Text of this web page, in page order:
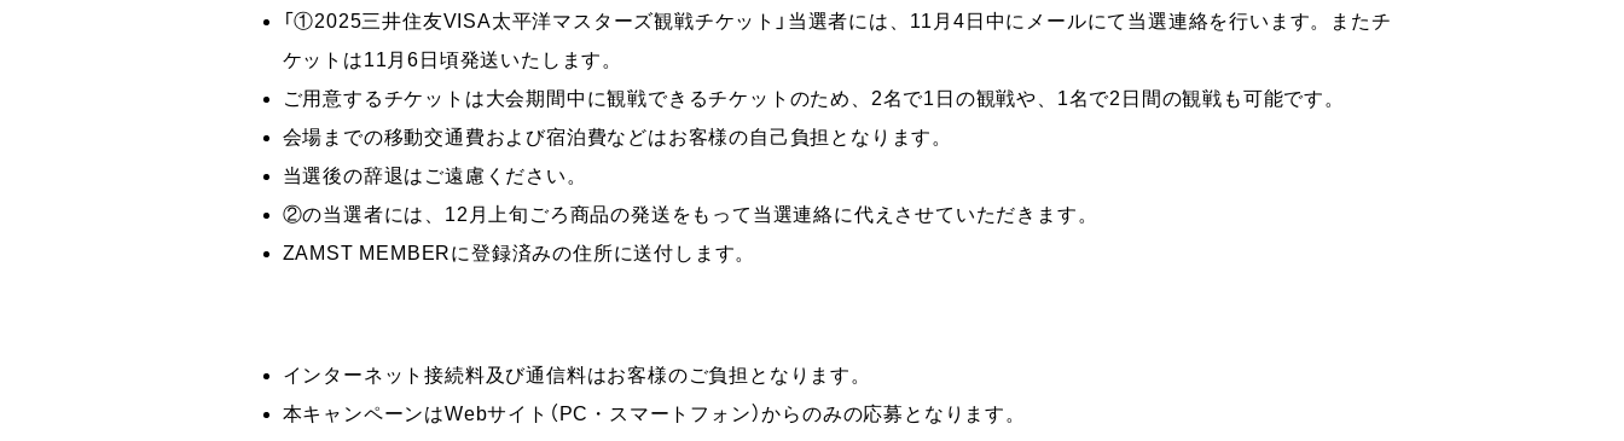
「①2025三井住友VISA太平洋マスターズ観戦チケット」当選者には、11月4日中にメールにて当選連絡を行います。またチ
ケットは11月6日頃発送いたします。
ご用意するチケットは大会期間中に観戦できるチケットのため、2名で1日の観戦や、1名で2日間の観戦も可能です。
会場までの移動交通費および宿泊費などはお客様の自己負担となります。
当選後の辞退はご遠慮ください。
②の当選者には、12月上旬ごろ商品の発送をもって当選連絡に代えさせていただきます。
ZAMST MEMBERに登録済みの住所に送付します。
インターネット接続料及び通信料はお客様のご負担となります。
本キャンペーンはWebサイト（PC・スマートフォン）からのみの応募となります。